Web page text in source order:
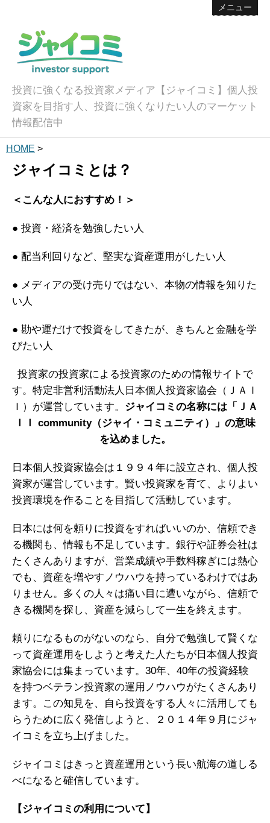
メニュー
投資に強くなる投資家メディア【ジャイコミ】個人投
資家を目指す人、投資に強くなりたい人のマーケット
情報配信中
HOME >
ジャイコミとは？
＜こんな人におすすめ！＞
● 投資・経済を勉強したい人
● 配当利回りなど、堅実な資産運用がしたい人
● メディアの受け売りではない、本物の情報を知りた
い人
● 勘や運だけで投資をしてきたが、きちんと金融を学
びたい人
投資家の投資家による投資家のための情報サイトで
す。特定非営利活動法人日本個人投資家協会（ＪＡＩ
Ｉ）が運営しています。 ジャイコミの名称には「ＪＡ
ＩＩ community（ジャイ・コミュニティ）」の意味
を込めました。
日本個人投資家協会は１９９４年に設立され、個人投
資家が運営しています。賢い投資家を育て、よりよい
投資環境を作ることを目指して活動しています。
日本には何を頼りに投資をすればいいのか、信頼でき
る機関も、情報も不足しています。銀行や証券会社は
たくさんありますが、営業成績や手数料稼ぎには熱心
でも、資産を増やすノウハウを持っているわけではあ
りません。多くの人々は痛い目に遭いながら、信頼で
きる機関を探し、資産を減らして一生を終えます。
頼りになるものがないのなら、自分で勉強して賢くな
って資産運用をしようと考えた人たちが日本個人投資
家協会には集まっています。30年、40年の投資経験
を持つベテラン投資家の運用ノウハウがたくさんあり
ます。この知見を、自ら投資をする人々に活用しても
らうために広く発信しようと、２０１４年９月にジャ
イコミを立ち上げました。
ジャイコミはきっと資産運用という長い航海の道しる
べになると確信しています。
【ジャイコミの利用について】